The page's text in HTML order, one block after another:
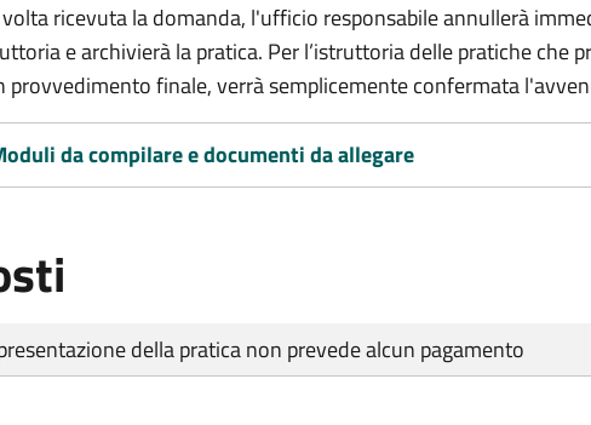
ricevuta la domanda, l'ufficio responsabile annullerà
e archivierà la pratica. Per l’istruttoria delle pratiche che
provvedimento finale, verrà semplicemente confermata
da compilare e documenti da allegare
di pagamentodella pratica non prevede alcun pagamento